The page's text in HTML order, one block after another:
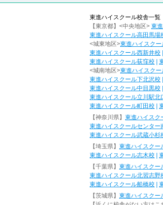
東進ハイスクール校舎一覧
【東京都】<中央地区> 東
東進ハイスクール高田馬場
<城東地区>東進ハイスクー
東進ハイスクール西新井校
東進ハイスクール荻窪校
<城南地区>東進ハイスク
東進ハイスクール下北沢校
東進ハイスクール中目黒校
東進ハイスクール立川駅北
東進ハイスクール町田校
【神奈川県】 東進ハイスク
東進ハイスクールセンター
東進ハイスクール武蔵小杉
【埼玉県】 東進ハイスクー
東進ハイスクール志木校
【千葉県】 東進ハイスクー
東進ハイスクール北習志野
東進ハイスクール船橋校
【茨城県】 東進ハイスクー